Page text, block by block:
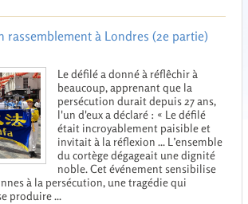
rassemblement à Londres (2e partie)
Le défilé a donné à réflêchir à
beaucoup, apprenant que la
persécution durait depuis 27 ans,
l'un d'eux a déclaré : « Le défilé
était incroyablement paisible et
invitait à la réflexion ... L’ensemble
du cortège dégageait une dignité
noble. Cet événement sensibilise
à la persécution, une tragédie qui
produire ...